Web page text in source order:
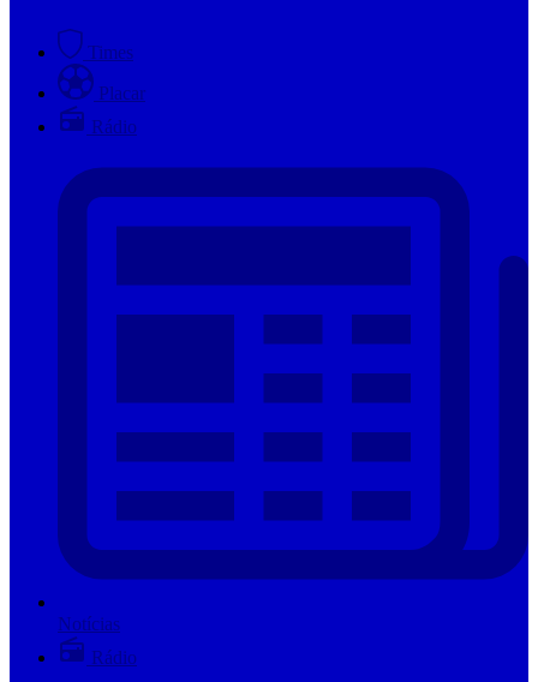
Times
Placar
Rádio
Notícias
Rádio